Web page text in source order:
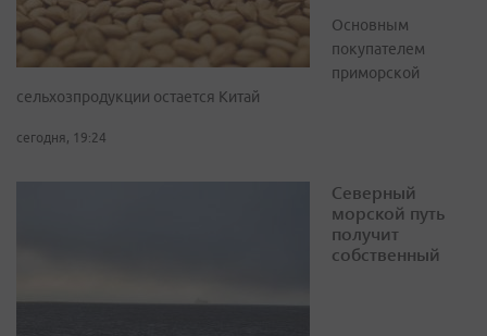
Основным
покупателем
приморской
сельхозпродукции остается Китай
сегодня, 19:24
Северный
морской путь
получит
собственный